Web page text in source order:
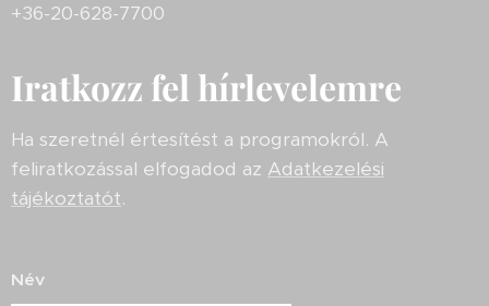
+36-20-628-7700
Iratkozz fel hírlevelemre
Ha szeretnél értesítést a programokról. A
feliratkozással elfogadod az Adatkezelési
tájékoztatót.
Név